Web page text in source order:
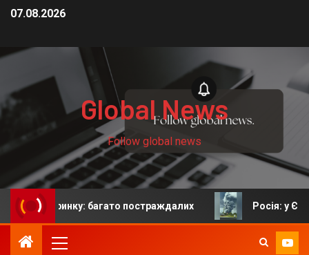
07.08.2026
Global News
Follow global news
багато постраждалих Росія: у